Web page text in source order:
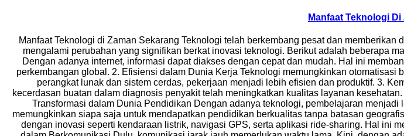
Manfaat Teknologi
Manfaat Teknologi di Zaman Sekarang Teknologi telah berkembang pesat dan
mengalami perubahan yang signifikan berkat inovasi teknologi. Berikut adalah beberapa
Dengan adanya internet, informasi dapat diakses dengan cepat dan mudah. Hal ini
perkembangan global. 2. Efisiensi dalam Dunia Kerja Teknologi memungkinkan
perangkat lunak dan sistem cerdas, pekerjaan menjadi lebih efisien dan produktif. 3.
kecerdasan buatan dalam diagnosis penyakit telah meningkatkan kualitas layanan
Transformasi dalam Dunia Pendidikan Dengan adanya teknologi, pembelajaran
memungkinkan siapa saja untuk mendapatkan pendidikan berkualitas tanpa batasan
dengan inovasi seperti kendaraan listrik, navigasi GPS, serta aplikasi ride-sharing. Hal ini